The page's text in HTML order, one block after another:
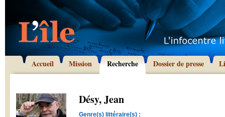
Accueil Mission Recherche Dossier de presse
Désy, Jean
Genre(s) littéraire(s) :